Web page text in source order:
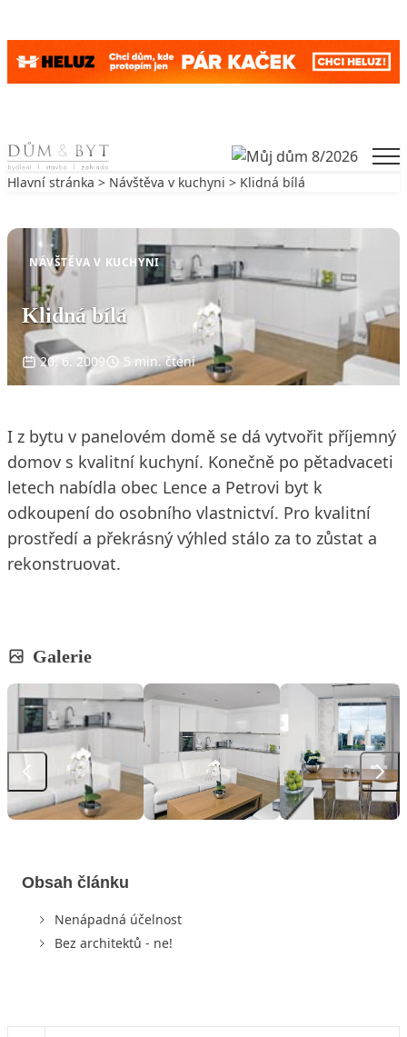
Skip to content
Hlavní stránka > Návštěva v kuchyni > Klidná bílá
NÁVŠTĚVA V KUCHYNI
Klidná bílá
20. 6. 2009 5 min. čtení
I z bytu v panelovém domě se dá vytvořit příjemný
domov s kvalitní kuchyní. Konečně po pětadvaceti
letech nabídla obec Lence a Petrovi byt k
odkoupení do osobního vlastnictví. Pro kvalitní
prostředí a překrásný výhled stálo za to zůstat a
rekonstruovat.
Galerie
Obsah článku
Nenápadná účelnost
Bez architektů - ne!